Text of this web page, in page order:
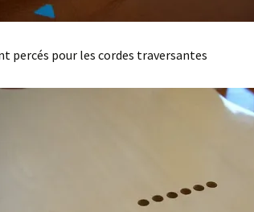
percés pour les cordes traversantes